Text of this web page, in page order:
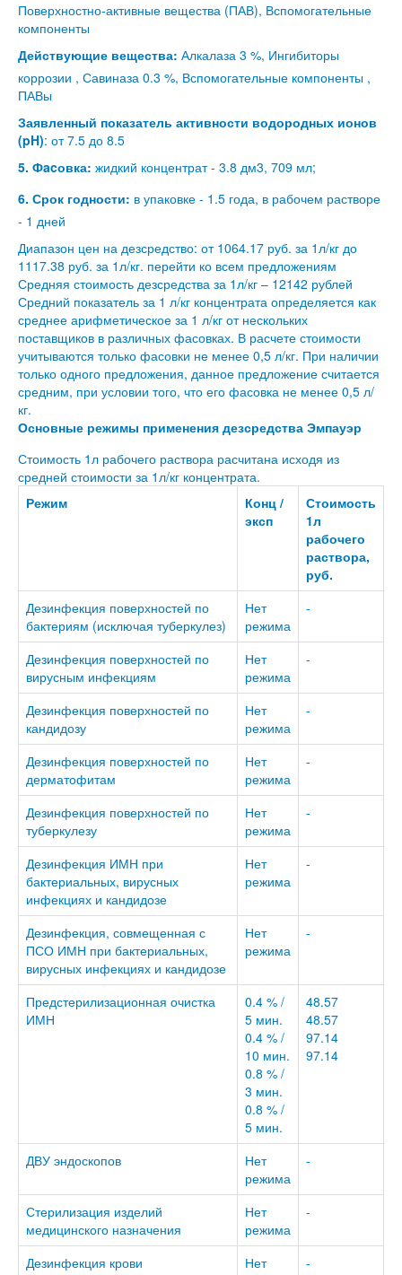
Поверхностно-активные вещества (ПАВ), Вспомогательные
компоненты
Действующие вещества: Алкалаза 3 %, Ингибиторы
коррозии , Савиназа 0.3 %, Вспомогательные компоненты ,
ПАВы
Заявленный показатель активности водородных ионов
(pH): от 7.5 до 8.5
5. Фacовка: жидкий концентрат - 3.8 дм3, 709 мл;
6. Срок годности: в упаковке - 1.5 года, в рабочем растворе
- 1 дней
Диапазон цен на дезсредство: от 1064.17 руб. за 1л/кг до
1117.38 руб. за 1л/кг. перейти ко всем предложениям
Средняя стоимость дезсредства за 1л/кг – 12142 рублей
Средний показатель за 1 л/кг концентрата определяется как
среднее арифметическое за 1 л/кг от нескольких
поставщиков в различных фасовках. В расчете стоимости
учитываются только фасовки не менее 0,5 л/кг. При наличии
только одного предложения, данное предложение считается
средним, при условии того, что его фасовка не менее 0,5 л/
кг.
Основные режимы применения дезсредства Эмпауэр
Стоимость 1л рабочего раствора расчитана исходя из
средней стоимости за 1л/кг концентрата.
Режим
Конц /
эксп
Стоимость
1л
рабочего
раствора,
руб.
Дезинфекция поверхностей по
бактериям (исключая туберкулез)
Нет
режима
-
Дезинфекция поверхностей по
вирусным инфекциям
Нет
режима
-
Дезинфекция поверхностей по
кандидозу
Нет
режима
-
Дезинфекция поверхностей по
дерматофитам
Нет
режима
-
Дезинфекция поверхностей по
туберкулезу
Нет
режима
-
Дезинфекция ИМН при
бактериальных, вирусных
инфекциях и кандидозе
Нет
режима
-
Дезинфекция, совмещенная с
ПСО ИМН при бактериальных,
вирусных инфекциях и кандидозе
Нет
режима
-
Предстерилизационная очистка
ИМН
0.4 % /
5 мин.
0.4 % /
10 мин.
0.8 % /
3 мин.
0.8 % /
5 мин.
48.57
48.57
97.14
97.14
ДВУ эндоскопов
Нет
режима
-
Стерилизация изделий
медицинского назначения
Нет
режима
-
Дезинфекция крови
Нет
-